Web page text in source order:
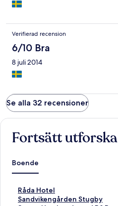
Verifierad recension
6/10 Bra
8 juli 2014
Se alla 32 recensioner
Fortsätt utforska
Boende
Råda Hotel
L
ä
Sandvikengården Stugby
L